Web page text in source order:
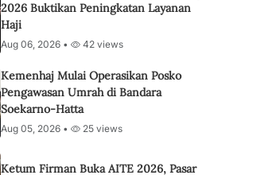
2026 Buktikan Peningkatan Layanan
Haji
Aug 06, 2026 • 42 views
Kemenhaj Mulai Operasikan Posko
Pengawasan Umrah di Bandara
Soekarno-Hatta
Aug 05, 2026 • 25 views
Ketum Firman Buka AITE 2026, Pasar